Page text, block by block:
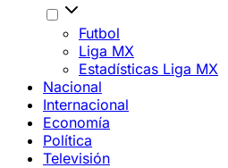
Futbol
Liga MX
Estadísticas Liga MX
Nacional
Internacional
Economía
Política
Televisión